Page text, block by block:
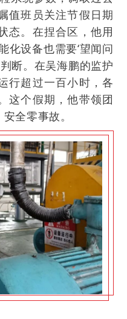
值班员关注节假日期
态。在捏合区，他用
化设备也需要‘望闻问
断。在吴海鹏的监护
行超过一百小时，各
这个假期，他带领团
全零事故。